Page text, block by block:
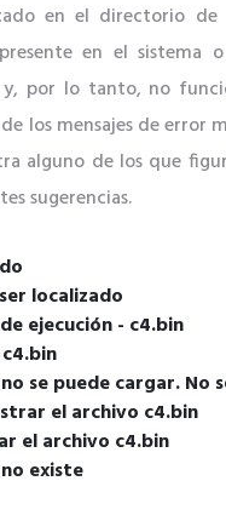
en el directorio
en el sistema
por lo tanto, no
los mensajes de error
alguno de los que
sugerencias.
localizado
ejecución - c4.bin
se puede cargar. No
el archivo c4.bin
el archivo c4.bin
existe